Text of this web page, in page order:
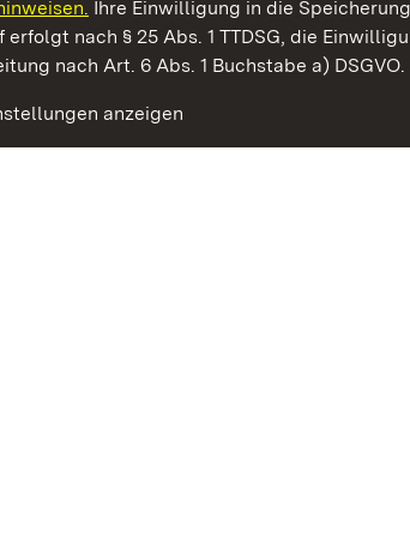
Ihre Einwilligung in die
erfolgt nach § 25 Abs. 1 TTDSG, die
nach Art. 6 Abs. 1 Buchstabe a) DSGVO.
anzeigen
Staunen. Genießen.